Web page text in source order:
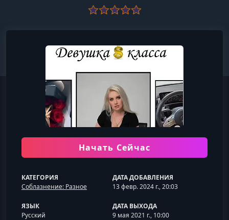
Начать Сейчас
КАТЕГОРИЯ
Соблазнение: Разное
ДАТА ДОБАВЛЕНИЯ
13 февр. 2024 г., 20:03
ЯЗЫК
Русский
ДАТА ВЫХОДА
9 мая 2021 г., 10:00